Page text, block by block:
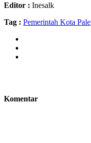
Editor : Inesalk
Tag : Pemerintah Kota Pale
Komentar